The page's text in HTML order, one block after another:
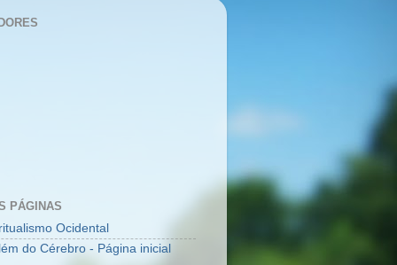
PÁGINAS
Ocidental
do Cérebro - Página inicial